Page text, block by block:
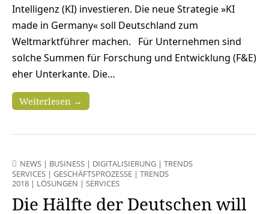
Intelligenz (KI) investieren. Die neue Strategie »KI
made in Germany« soll Deutschland zum
Weltmarktführer machen. Für Unternehmen sind
solche Summen für Forschung und Entwicklung (F&E)
eher Unterkante. Die…
Weiterlesen →
NEWS | BUSINESS | DIGITALISIERUNG | TRENDS
SERVICES | GESCHÄFTSPROZESSE | TRENDS
2018 | LÖSUNGEN | SERVICES
Die Hälfte der Deutschen will